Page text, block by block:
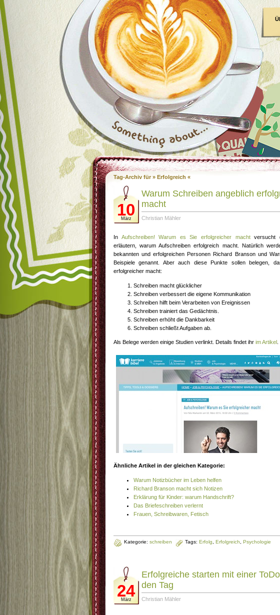
Tag-Archiv für » Erfolgreich «
10
März
Warum Schreiben angeblich
macht
Christian Mähler
In Aufschreiben! Warum es Sie erfolgreicher machtversucht
erläutern, warum Aufschreiben erfolgreich macht. Natürlich
bekannten und erfolgreichen Personen Richard Branson und
Beispiele genannt. Aber auch diese Punkte sollen belegen,
erfolgreicher macht:
Schreiben macht glücklicher
Schreiben verbessert die eigene Kommunikation
Schreiben hilft beim Verarbeiten von Ereignissen
Schreiben trainiert das Gedächtnis.
Schreiben erhöht die Dankbarkeit
Schreiben schließt Aufgaben ab.
Als Belege werden einige Studien verlinkt. Details findet ihr im Artikel
Ähnliche Artikel in der gleichen Kategorie:
Warum Notizbücher im Leben helfen
Richard Branson macht sich Notizen
Erklärung für Kinder: warum Handschrift?
Das Briefeschreiben verlernt
Frauen, Schreibwaren, Fetisch
Kategorie: schreiben Tags: Erfolg Erfolgreich Psychologie
24
März
Erfolgreiche starten mit einer
den Tag
Christian Mähler